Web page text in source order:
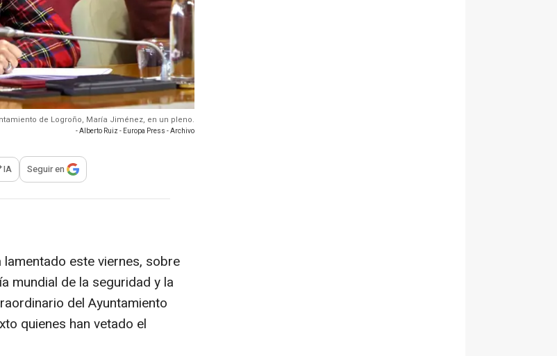
de Logroño, María Jiménez, en un pleno.
- Alberto Ruiz - Europa Press - Archivo
para compartir
IA Seguir en
este viernes, sobre
mundial de la seguridad y la
del Ayuntamiento
quienes han vetado el